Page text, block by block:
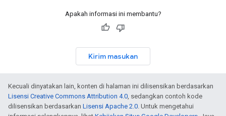
Apakah informasi ini membantu?
Kirim masukan
Kecuali dinyatakan lain, konten di halaman ini dilisensikan berdasarkan
Lisensi Creative Commons Attribution 4.0, sedangkan contoh kode
dilisensikan berdasarkan Lisensi Apache 2.0. Untuk mengetahui